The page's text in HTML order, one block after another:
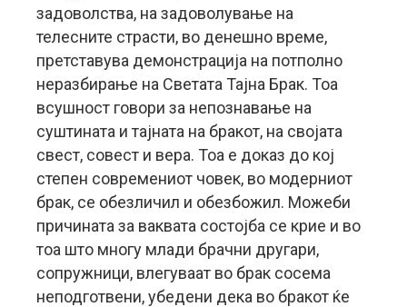
задоволства, на задоволување на
телесните страсти, во денешно време,
претставува демонстрација на потполно
неразбирање на Светата Тајна Брак. Тоа
всушност говори за непознавање на
суштината и тајната на бракот, на својата
свест, совест и вера. Тоа е доказ до кој
степен современиот човек, во модерниот
брак, се обезличил и обезбожил. Можеби
причината за ваквата состојба се крие и во
тоа што многу млади брачни другари,
сопружници, влегуваат во брак сосема
неподготвени, убедени дека во бракот ќе